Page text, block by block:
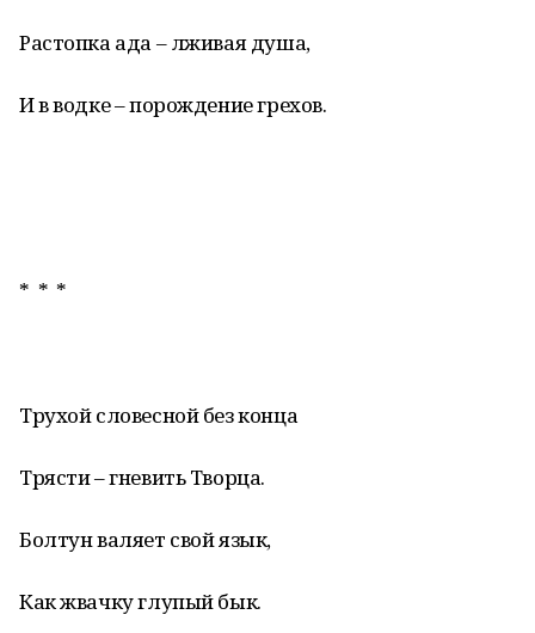
Растопка ада – лживая душа,
И в водке – порождение грехов.
* * *
Трухой словесной без конца
Трясти – гневить Творца.
Болтун валяет свой язык,
Как жвачку глупый бык.